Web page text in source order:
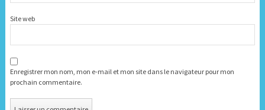
Site web
Enregistrer mon nom, mon e-mail et mon site dans le navigateur pour mon
prochain commentaire.